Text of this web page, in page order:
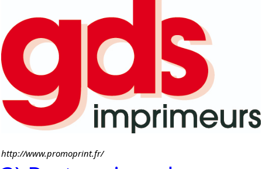
http://www.promoprint.fr/